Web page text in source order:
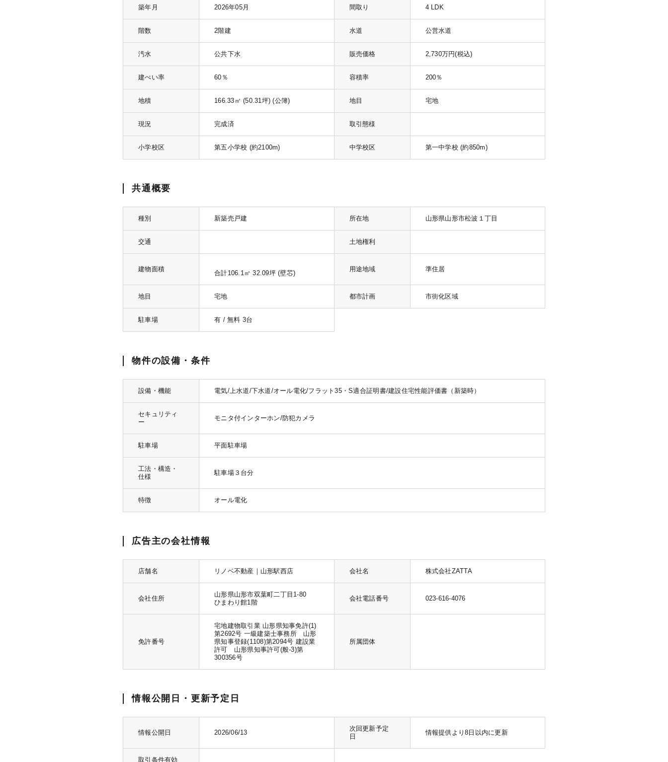
築年月 2026年05月 間取り 4 LDK
階数 2階建 水道 公営水道
汚水 公共下水 販売価格 2,730万円(税込)
建ぺい率 60％ 容積率 200％
地積 166.33㎡ (50.31坪) (公簿) 地目 宅地
現況 完成済 取引態様
小学校区 第五小学校 (約2100m) 中学校区 第一中学校 (約850m)
共通概要
種別 新築売戸建 所在地 山形県山形市松波１丁目
交通 土地権利
建物面積
合計106.1㎡ 32.09坪 (壁芯)
用途地域 準住居
地目 宅地 都市計画 市街化区域
駐車場 有 / 無料 3台
物件の設備・条件
設備・機能 電気/上水道/下水道/オール電化/フラット35・S適合証明書/建設住宅性能評価書（新築時）
セキュリティ
ー
モニタ付インターホン/防犯カメラ
駐車場 平面駐車場
工法・構造・
仕様
駐車場３台分
特徴 オール電化
広告主の会社情報
店舗名 リノベ不動産｜山形駅西店 会社名 株式会社ZATTA
会社住所
山形県山形市双葉町二丁目1-80
ひまわり館1階
会社電話番号 023-616-4076
免許番号
宅地建物取引業 山形県知事免許(1)
第2692号 一級建築士事務所 山形
県知事登録(1108)第2094号 建設業
許可 山形県知事許可(般-3)第
300356号
所属団体
情報公開日・更新予定日
情報公開日 2026/06/13
次回更新予定
日
情報提供より8日以内に更新
取引条件有効